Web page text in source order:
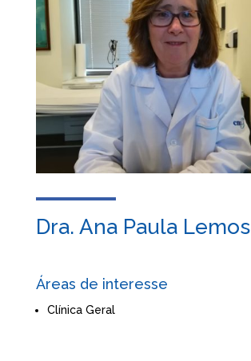
Dra. Ana Paula Lemos
Áreas de interesse
Clínica Geral